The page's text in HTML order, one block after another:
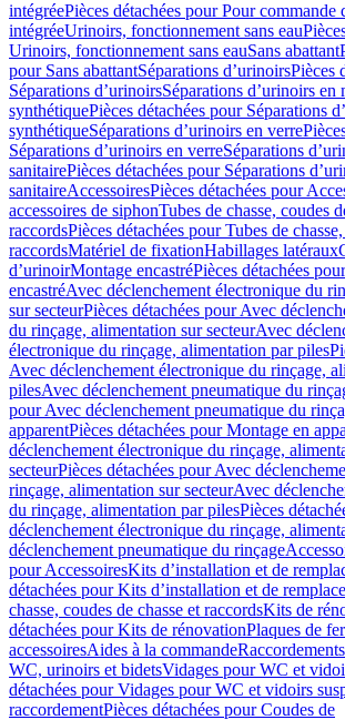
intégréePièces détachées pour Pour commande
intégréeUrinoirs, fonctionnement sans eau
Urinoirs, fonctionnement sans eauSans abattant
pour Sans abattantSéparations d’urinoirsPièces
Séparations d’urinoirsSéparations d’urinoirs en
synthétiquePièces détachées pour Séparations
synthétiqueSéparations d’urinoirs en verre
Séparations d’urinoirs en verreSéparations
sanitairePièces détachées pour Séparations
sanitaireAccessoiresPièces détachées pour
accessoires de siphonTubes de chasse, coudes
raccordsPièces détachées pour Tubes de
raccordsMatériel de fixationHabillages latéraux
dʼurinoirMontage encastréPièces détachées
encastréAvec déclenchement électronique du
sur secteurPièces détachées pour Avec
du rinçage, alimentation sur secteurAvec
électronique du rinçage, alimentation par piles
Avec déclenchement électronique du rinçage,
pilesAvec déclenchement pneumatique du
pour Avec déclenchement pneumatique du
apparentPièces détachées pour Montage en
déclenchement électronique du rinçage,
secteurPièces détachées pour Avec
rinçage, alimentation sur secteurAvec
du rinçage, alimentation par pilesPièces
déclenchement électronique du rinçage,
déclenchement pneumatique du rinçage
pour AccessoiresKits d’installation et de
détachées pour Kits d’installation et de
chasse, coudes de chasse et raccordsKits de
détachées pour Kits de rénovationPlaques de
accessoiresAides à la commande
WC, urinoirs et bidetsVidages pour WC et
détachées pour Vidages pour WC et vidoirs
raccordementPièces détachées pour Coudes de